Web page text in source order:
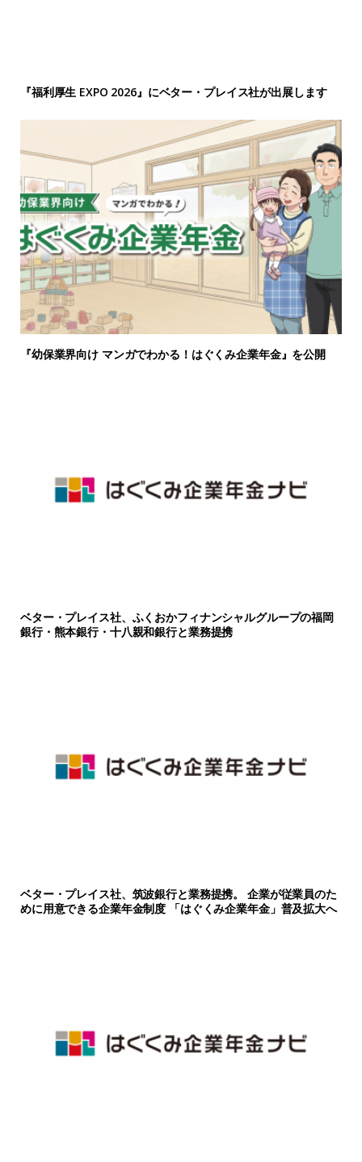
『福利厚生 EXPO 2026』にベター・プレイス社が出展します
『幼保業界向け マンガでわかる！はぐくみ企業年金』を公開
ベター・プレイス社、ふくおかフィナンシャルグループの福岡
銀行・熊本銀行・十八親和銀行と業務提携
ベター・プレイス社、筑波銀行と業務提携。 企業が従業員のた
めに用意できる企業年金制度 「はぐくみ企業年金」普及拡大へ